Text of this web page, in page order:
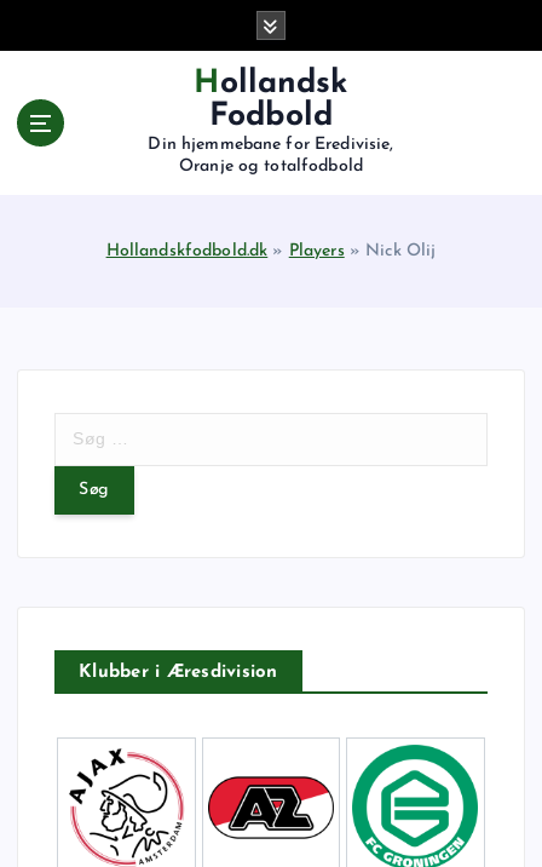
Hollandsk
Fodbold
Din hjemmebane for Eredivisie,
Oranje og totalfodbold
Hollandskfodbold.dk » Players» Nick Olij
:
Klubber i Æresdivision